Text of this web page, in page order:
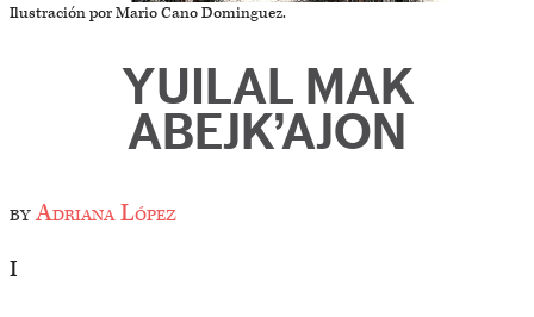
Ilustración por Mario Cano Dominguez.
YUILAL MAK
ABEJK’AJON
byAdriana López
I